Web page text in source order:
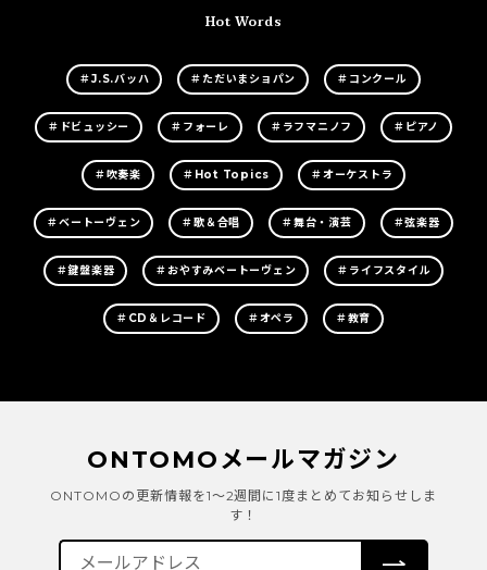
Hot Words
＃J.S.バッハ ＃ただいまショパン ＃コンクール
＃ドビュッシー ＃フォーレ ＃ラフマニノフ ＃ピアノ
＃吹奏楽 ＃Hot Topics ＃オーケストラ
＃ベートーヴェン ＃歌＆合唱 ＃舞台・演芸 ＃弦楽器
＃鍵盤楽器 ＃おやすみベートーヴェン ＃ライフスタイル
＃CD＆レコード ＃オペラ ＃教育
ONTOMOメールマガジン
ONTOMOの更新情報を1～2週間に1度まとめてお知らせしま
す！